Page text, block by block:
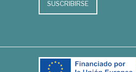
SUSCRIBIRSE